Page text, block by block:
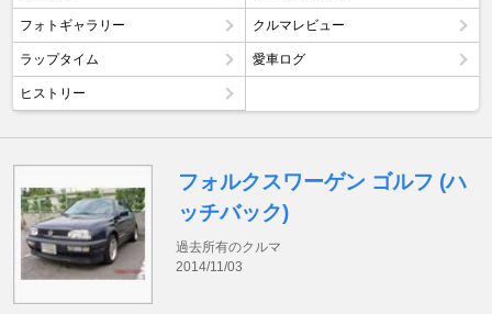
フォトギャラリー クルマレビュー
ラップタイム 愛車ログ
ヒストリー
フォルクスワーゲン ゴルフ (ハ
ッチバック)
過去所有のクルマ
2014/11/03